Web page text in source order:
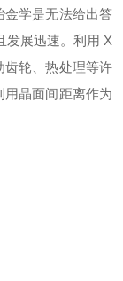
金学是无法给出答
发展迅速。利用 X
齿轮、热处理等许
用晶面间距离作为